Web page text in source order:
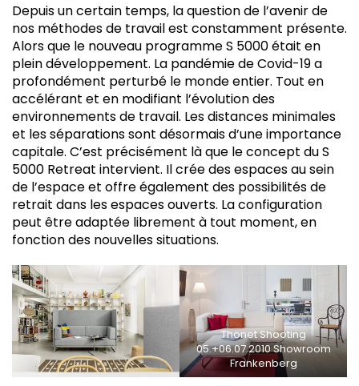
Depuis un certain temps, la question de l’avenir de
nos méthodes de travail est constamment présente.
Alors que le nouveau programme S 5000 était en
plein développement. La pandémie de Covid-19 a
profondément perturbé le monde entier. Tout en
accélérant et en modifiant l’évolution des
environnements de travail. Les distances minimales
et les séparations sont désormais d’une importance
capitale. C’est précisément là que le concept du S
5000 Retreat intervient. Il crée des espaces au sein
de l’espace et offre également des possibilités de
retrait dans les espaces ouverts. La configuration
peut être adaptée librement à tout moment, en
fonction des nouvelles situations.
Thonet Shooting
05.+06.07.2010 Showroom
Frankenberg